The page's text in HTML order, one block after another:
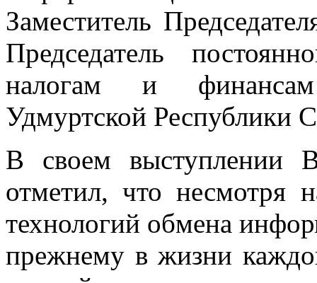
Заместитель
Председатель
налогам и финансам
Удмуртской
В своем выступлении
отметил, что несмотря
технологий обмена
прежнему в жизни